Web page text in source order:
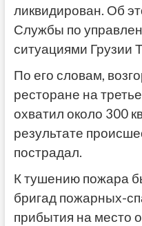
ликвидирован. Об
Службы по
ситуациями Грузии
По его словам,
ресторане на
охватил около 300
результате
пострадал.
К тушению пожара
бригад пожарных-
прибытия на место